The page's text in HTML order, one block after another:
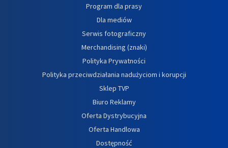
Program dla prasy
Dla mediów
Serwis fotograficzny
Merchandising (znaki)
Polityka Prywatności
Polityka przeciwdziałania nadużyciom i korupcji
Sklep TVP
Biuro Reklamy
Oferta Dystrybucyjna
Oferta Handlowa
Dostępność